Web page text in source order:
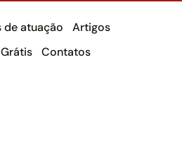
de atuação
Artigos
Contatos